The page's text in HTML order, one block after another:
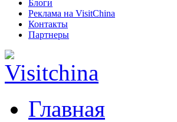
Блоги
Реклама на VisitChina
Контакты
Партнеры
Главная